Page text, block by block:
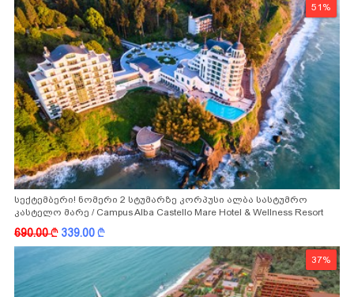
51%
სექტემბერი! ნომერი 2 სტუმარზე კორპუსი ალბა სასტუმრო
კასტელო მარე / Campus Alba Castello Mare Hotel & Wellness Resort
-სგან!
690.00k 339.00k
37%